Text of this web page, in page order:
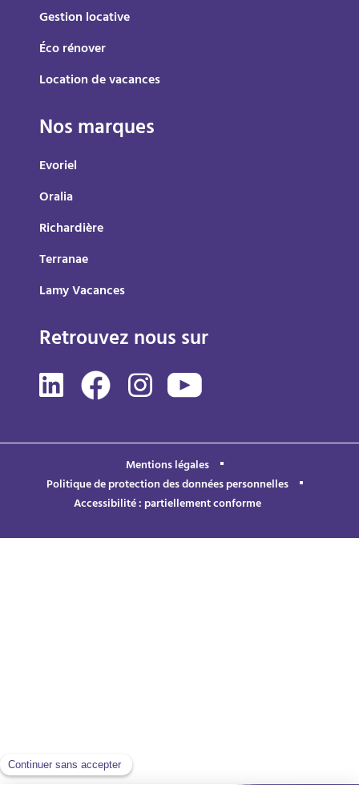
Gestion locative
Éco rénover
Location de vacances
Nos marques
Evoriel
Oralia
Richardière
Terranae
Lamy Vacances
Retrouvez nous sur
Mentions légales
Politique de protection des données personnelles
Accessibilité : partiellement conforme